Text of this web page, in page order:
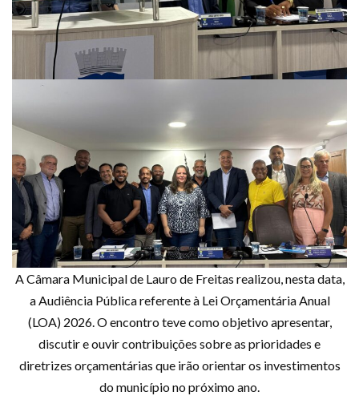
A Câmara Municipal de Lauro de Freitas realizou, nesta data,
a Audiência Pública referente à Lei Orçamentária Anual
(LOA) 2026. O encontro teve como objetivo apresentar,
discutir e ouvir contribuições sobre as prioridades e
diretrizes orçamentárias que irão orientar os investimentos
do município no próximo ano.